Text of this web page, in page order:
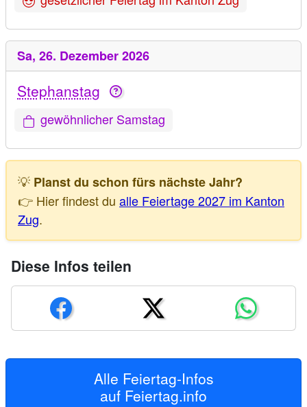
Sa, 26. Dezember 2026
Stephanstag
gewöhnlicher Samstag
💡 Planst du schon fürs nächste Jahr?
👉 Hier findest du alle Feiertage 2027 im Kanton
Zug.
Diese Infos teilen
Alle Feiertag-Infos
auf Feiertag.info